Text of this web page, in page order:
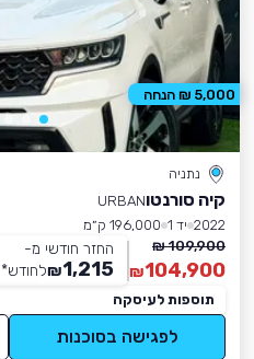
נתניה
קיה סורנטוURBAN
2022 יד 1
196,000 ק״מ
109,900 ₪
104,900
₪
החזר חודשי מ-
1,215
₪לחודש*
תוספות לעיסקה
לפגישה בסוכנות
5,000 ₪ הנחה